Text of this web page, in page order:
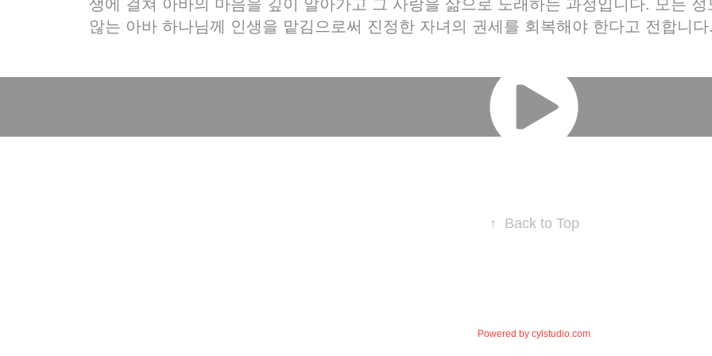
생에 걸쳐 아바의 마음을 깊이 알아가고 그 사랑을 삶으로 노래하는 과정입니다. 모든
않는 아바 하나님께 인생을 맡김으로써 진정한 자녀의 권세를 회복해야 한다고 전합니다.
↑ Back to Top
Powered by cylstudio.com